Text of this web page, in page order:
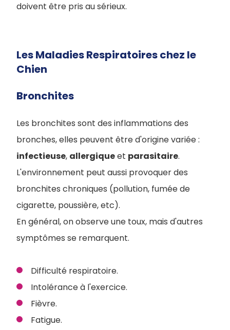
doivent être pris au sérieux.
Les Maladies Respiratoires chez le
Chien
Bronchites
Les bronchites sont des inflammations des
bronches, elles peuvent être d'origine variée :
infectieuse, allergiqueet parasitaire.
L'environnement peut aussi provoquer des
bronchites chroniques (pollution, fumée de
cigarette, poussière, etc).
En général, on observe une toux, mais d'autres
symptômes se remarquent.
Difficulté respiratoire.
Intolérance à l'exercice.
Fièvre.
Fatigue.